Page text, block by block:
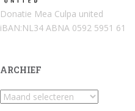
Donatie Mea Culpa united
iBAN:NL34 ABNA 0592 5951 61
ARCHIEF
Archief